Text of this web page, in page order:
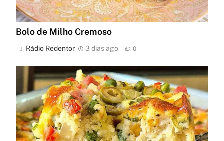
Bolo de Milho Cremoso
Rádio Redentor 3 dias ago 0